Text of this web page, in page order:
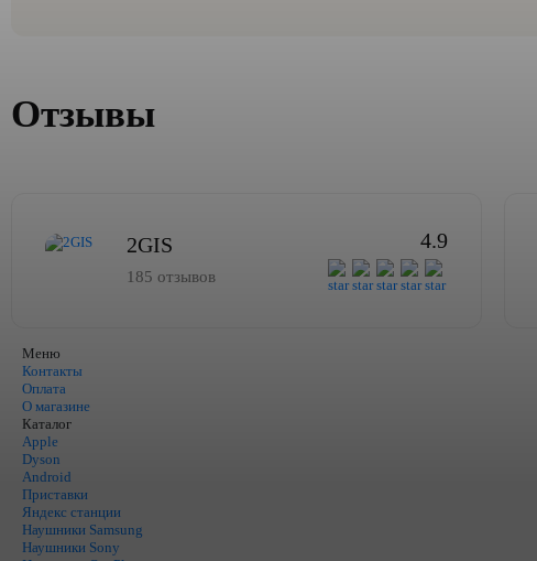
Отзывы
2GIS
185 отзывов
4.9
Меню
Контакты
Оплата
О магазине
Каталог
Apple
Dyson
Android
Приставки
Яндекс станции
Наушники Samsung
Наушники Sony